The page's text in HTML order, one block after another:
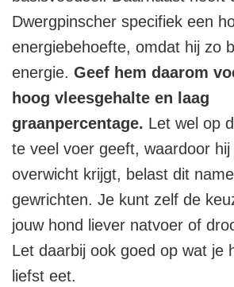
Dwergpinscher specifiek een
energiebehoefte, omdat hij zo
energie. Geef hem daarom
hoog vleesgehalte en laag
graanpercentage. Let wel op
te veel voer geeft, waardoor
overwicht krijgt, belast dit
gewrichten. Je kunt zelf de
jouw hond liever natvoer of
Let daarbij ook goed op wat je
liefst eet.